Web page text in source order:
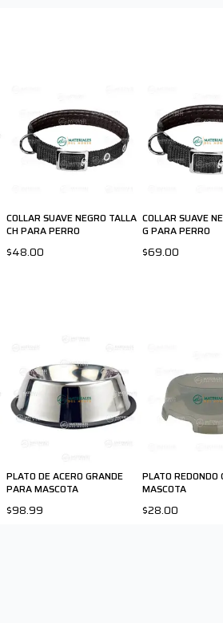
COLLAR SUAVE NEGRO TALLA
CH PARA PERRO
$48.00
COLLAR SUAVE
G PARA PERRO
$69.00
PLATO DE ACERO GRANDE
PARA MASCOTA
$98.99
PLATO REDONDO
MASCOTA
$28.00